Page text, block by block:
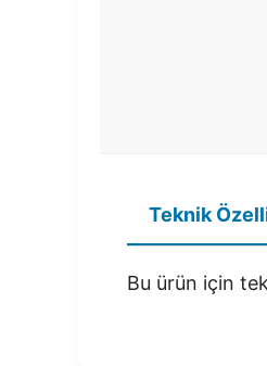
Teknik
Bu ürün için